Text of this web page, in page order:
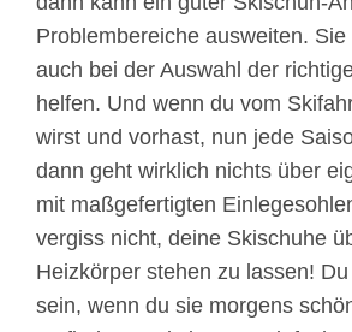
Problembereiche ausweiten.
auch bei der Auswahl der
helfen. Und wenn du vom
wirst und vorhast, nun jede
dann geht wirklich nichts über
mit maßgefertigten
vergiss nicht, deine Skischuhe
Heizkörper stehen zu lassen!
sein, wenn du sie morgens